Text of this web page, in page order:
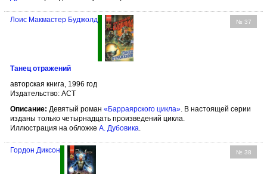
№ 37
Лоис Макмастер Буджолд
Танец отражений
авторская книга, 1996 год
Издательство: АСТ
Описание: Девятый роман «Барраярского цикла» . В настоящей серии
изданы только четырнадцать произведений цикла.
Иллюстрация на обложке А. Дубовика
№ 38
Гордон Диксон